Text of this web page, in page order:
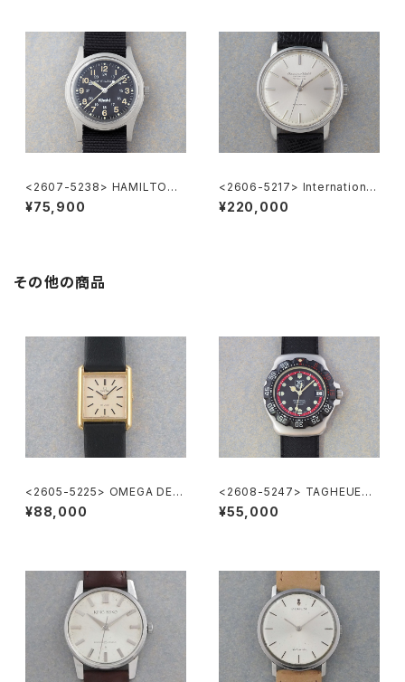
<2607-5238> HAMILTON
Khaki
¥75,900
<2606-5217> International
National Co. "TURLER"
¥220,000
その他の商品
<2605-5225> OMEGA DE V
ILE
¥88,000
<2608-5247> TAGHEUER
FORMULA1
¥55,000